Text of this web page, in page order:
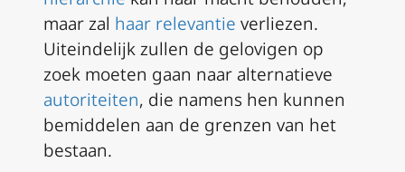
maar zal haar relevantie verliezen.
Uiteindelijk zullen de gelovigen op
zoek moeten gaan naar alternatieve
autoriteiten, die namens hen kunnen
bemiddelen aan de grenzen van het
bestaan.